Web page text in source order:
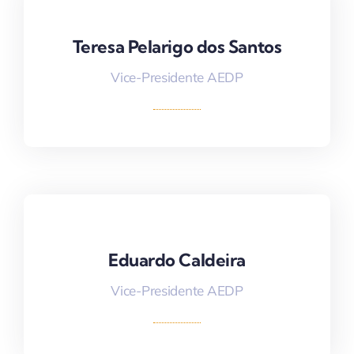
Teresa Pelarigo dos Santos
Vice-Presidente AEDP
Teresa Pelarigo dos Santos
Eduardo Caldeira
Vice-Presidente AEDP
Eduardo Caldeira